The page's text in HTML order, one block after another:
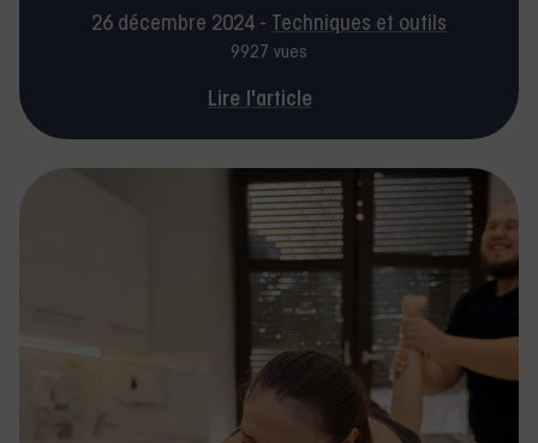
26 décembre 2024 - Techniques et outils
9927 vues
Lire l'article